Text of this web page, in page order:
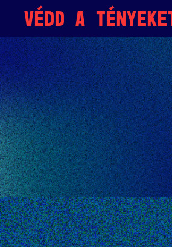
Skip to content
VÉDD A